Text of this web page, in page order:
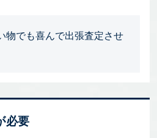
物でも喜んで出張査定させ
必要